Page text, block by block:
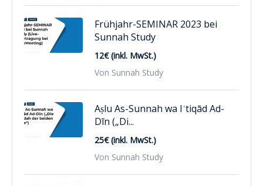
Frühjahr-SEMINAR 2023 bei
Sunnah Study
12€ (inkl. MwSt.)
Von Sunnah Study
Aṣlu As-Sunnah wa Iʿtiqād Ad-
Dīn („Di...
25€ (inkl. MwSt.)
Von Sunnah Study